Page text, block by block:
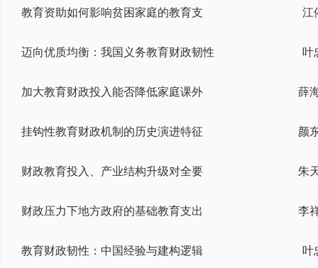
教育资助如何影响贫困家庭的教育支 江
迈向优质均衡：我国义务教育财政韧性 叶
加大教育财政投入能否降低家庭课外
挂钩性教育财政机制的历史演进特征
财政教育投入、产业结构升级对全要
财政压力下地方政府的基础教育支出
教育财政韧性：中国经验与建构逻辑 叶